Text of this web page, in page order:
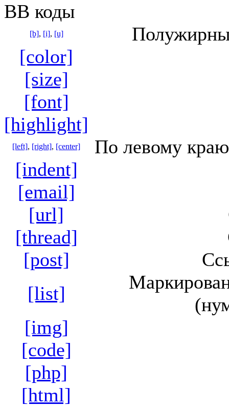
BB коды
[b], [i], [u]
[color]
[size]
[font]
[highlight]
[left], [right], [center]
По левому
[indent]
[email]
[url]
[thread]
[post]
[list]
[img]
[code]
[php]
[html]